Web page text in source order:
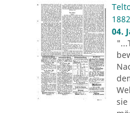
1882
04.
sie